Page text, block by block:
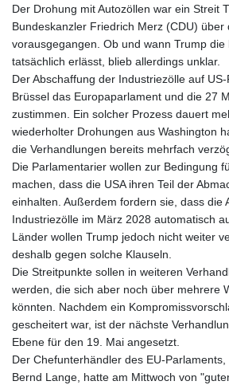
KGS
KHR
KMF
KRW
KWD
KYD
KZT
LAK
LBP
LKR
LSL
LTL
LVL
LYD
MAD
MDL
MGA
Der Drohung mit Autozöllen war ein Streit
Bundeskanzler Friedrich Merz (CDU) über
vorausgegangen. Ob und wann Trump die
tatsächlich erlässt, blieb allerdings unklar.
Der Abschaffung der Industriezölle auf
Brüssel das Europaparlament und die 27
zustimmen. Ein solcher Prozess dauert
wiederholter Drohungen aus Washington
die Verhandlungen bereits mehrfach
Die Parlamentarier wollen zur Bedingung
machen, dass die USA ihren Teil der
einhalten. Außerdem fordern sie, dass die
Industriezölle im März 2028 automatisch
Länder wollen Trump jedoch nicht weiter
deshalb gegen solche Klauseln.
Die Streitpunkte sollen in weiteren
werden, die sich aber noch über mehrere
könnten. Nachdem ein
gescheitert war, ist der nächste
Ebene für den 19. Mai angesetzt.
Der Chefunterhändler des EU-
Bernd Lange, hatte am Mittwoch von